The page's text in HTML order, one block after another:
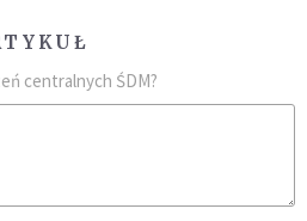
centralnych ŚDM?